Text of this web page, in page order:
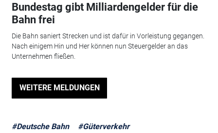
Bundestag gibt Milliardengelder für die
Bahn frei
Die Bahn saniert Strecken und ist dafür in Vorleistung gegangen.
Nach einigem Hin und Her können nun Steuergelder an das
Unternehmen fließen.
WEITERE MELDUNGEN
#Deutsche Bahn
#Güterverkehr